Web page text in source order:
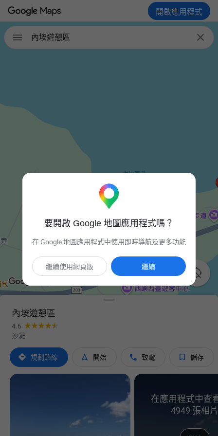
開啟應用程式
 
內垵遊憩區

內垵遊憩區
4.6
沙灘
 規劃路線  開始  致電  儲存
在應用程式中查
4949 張相片
要開啟 Google 地圖應用程式嗎？
在 Google 地圖應用程式中使用即時導航及更多功能
繼續
繼續使用網頁版